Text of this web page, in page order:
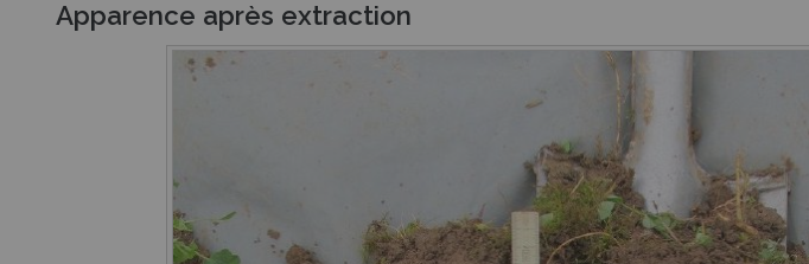
Apparence après extraction